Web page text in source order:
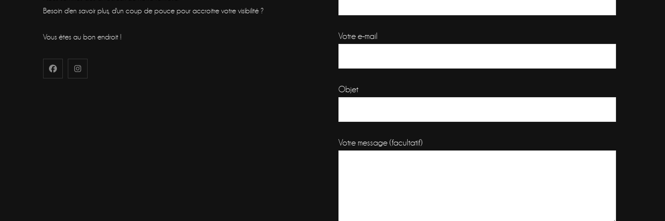
Besoin d'en savoir plus, d'un coup de pouce pour accroitre votre visibilité ?
Vous êtes au bon endroit ! Votre e-mail
Objet
Votre message (facultatif)